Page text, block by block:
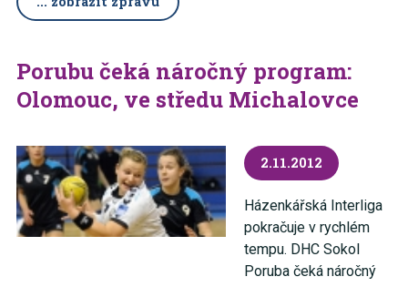
Porubu čeká náročný program:
Olomouc, ve středu Michalovce
2.11.2012
Házenkářská Interliga
pokračuje v rychlém
tempu. DHC Sokol
Poruba čeká náročný